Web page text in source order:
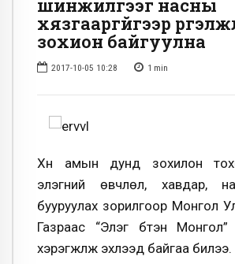
шинжилгээг насны
хязгааргүйгээр
зохион байгуулна
2017-10-05 10:28 1 min
Хүн амын дунд зохилон
элэгний өвчлөл, хавдар,
бууруулах зорилгоор Монгол
Газраас “Элэг бүтэн Монгол”
хэрэгжүүлж эхлээд байгаа билээ.